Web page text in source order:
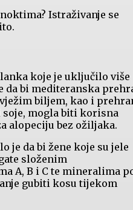
Istraživanje se
koje je uključilo više
da bi mediteranska
biljem, kao i
mogla biti korisna
alopeciju bez ožiljaka.
je da bi žene koje su jele
složenim
A, B i C te mineralima
gubiti kosu tijekom